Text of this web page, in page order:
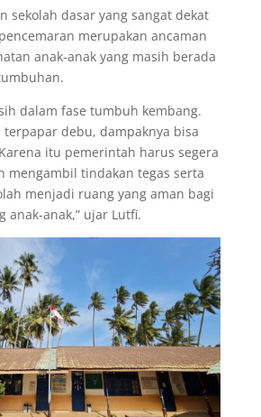
sekolah dasar yang sangat dekat
merupakan ancaman
anak-anak yang masih berada
dalam fase tumbuh kembang.
debu, dampaknya bisa
itu pemerintah harus segera
mengambil tindakan tegas serta
menjadi ruang yang aman bagi
anak-anak,” ujar Lutfi.